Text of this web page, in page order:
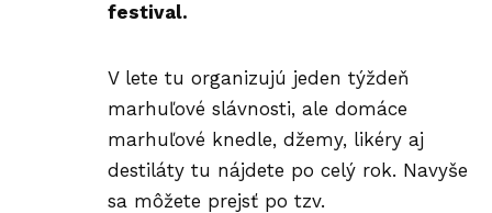
festival.
V lete tu organizujú jeden týždeň
marhuľové slávnosti, ale domáce
marhuľové knedle, džemy, likéry aj
destiláty tu nájdete po celý rok. Navyše
sa môžete prejsť po tzv.